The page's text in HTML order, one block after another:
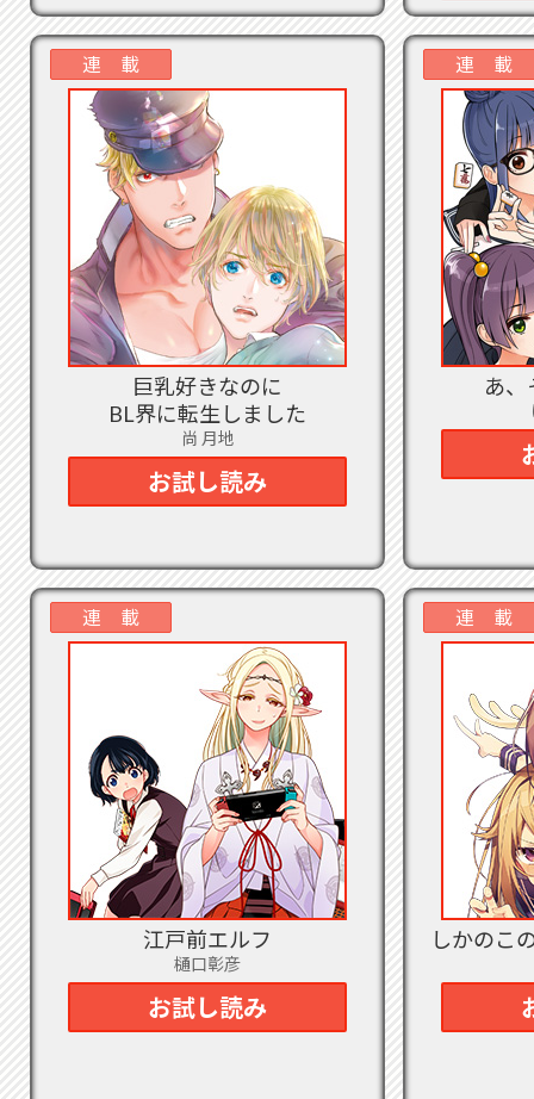
ね
ま
を
し
ね
ル
シ
ズ
巻
巻
の
日
魔
つ
み
役
で
巻
連 載
巨乳好きなのに
BL界に転生しました
尚 月地
お試し読み
連 載
あ、
連 載
江戸前エルフ
樋口彰彦
お試し読み
連 載
しかのこ